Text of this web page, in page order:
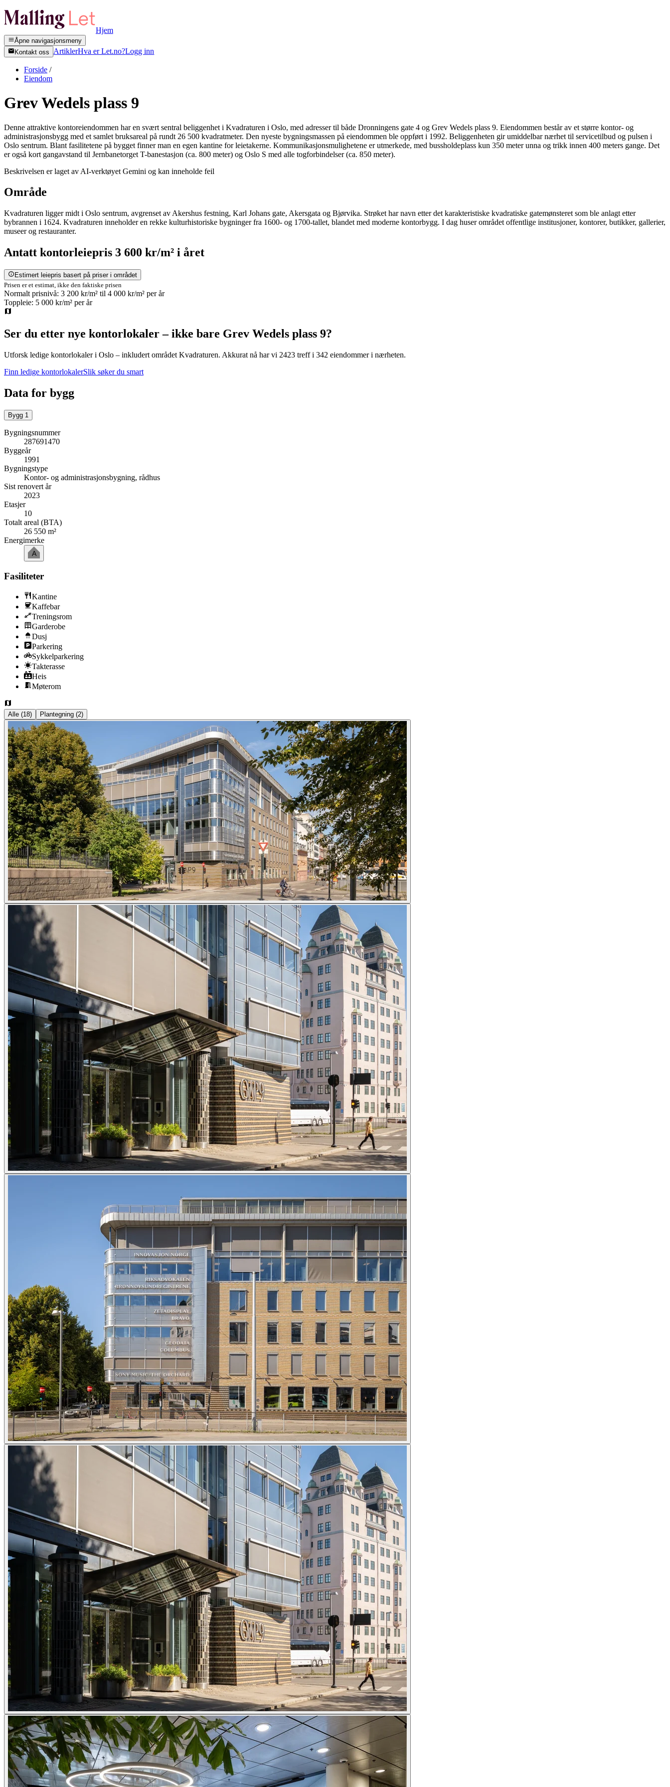
Hjem
Åpne navigasjonsmeny
Kontakt oss
ArtiklerHva er Let.no?Logg inn
Forside /
Eiendom
Grev Wedels plass 9
Denne attraktive kontoreiendommen har en svært sentral beliggenhet i Kvadraturen i Oslo, med adresser til både Dronningens gate 4 og Grev Wedels plass 9. Eiendommen består av et større kontor- og
administrasjonsbygg med et samlet bruksareal på rundt 26 500 kvadratmeter. Den nyeste bygningsmassen på eiendommen ble oppført i 1992. Beliggenheten gir umiddelbar nærhet til servicetilbud og pulsen i
Oslo sentrum. Blant fasilitetene på bygget finner man en egen kantine for leietakerne. Kommunikasjonsmulighetene er utmerkede, med bussholdeplass kun 350 meter unna og trikk innen 400 meters gange. Det
er også kort gangavstand til Jernbanetorget T-banestasjon (ca. 800 meter) og Oslo S med alle togforbindelser (ca. 850 meter).
Beskrivelsen er laget av AI-verktøyet Gemini og kan inneholde feil
Område
Kvadraturen ligger midt i Oslo sentrum, avgrenset av Akershus festning, Karl Johans gate, Akersgata og Bjørvika. Strøket har navn etter det karakteristiske kvadratiske gatemønsteret som ble anlagt etter
bybrannen i 1624. Kvadraturen inneholder en rekke kulturhistoriske bygninger fra 1600- og 1700-tallet, blandet med moderne kontorbygg. I dag huser området offentlige institusjoner, kontorer, butikker, gallerier,
museer og restauranter.
Antatt kontorleiepris 3 600 kr/m² i året
Estimert leiepris basert på priser i området
Prisen er et estimat, ikke den faktiske prisen
Normalt prisnivå: 3 200 kr/m² til 4 000 kr/m² per år
Toppleie: 5 000 kr/m² per år
Ser du etter nye kontorlokaler – ikke bare Grev Wedels plass 9?
Utforsk ledige kontorlokaler i Oslo – inkludert området Kvadraturen. Akkurat nå har vi 2423 treff i 342 eiendommer i nærheten.
Finn ledige kontorlokalerSlik søker du smart
Data for bygg
Bygg 1
Bygningsnummer
287691470
Byggeår
1991
Bygningstype
Kontor- og administrasjonsbygning, rådhus
Sist renovert år
2023
Etasjer
10
Totalt areal (BTA)
26 550 m²
Energimerke
A
Fasiliteter
Kantine
Kaffebar
Treningsrom
Garderobe
Dusj
Parkering
Sykkelparkering
Takterasse
Heis
Møterom
Alle (18) Plantegning (2)